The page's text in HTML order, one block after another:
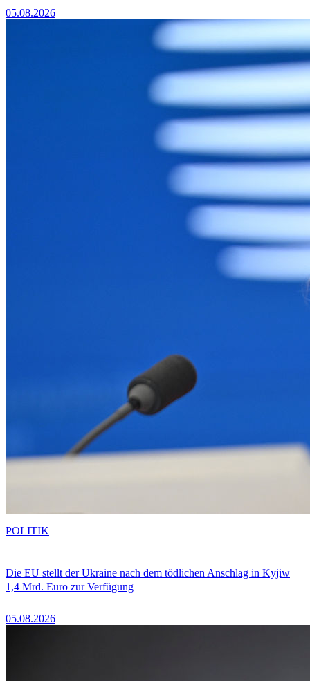
05.08.2026
Die EU stellt der Ukraine nach dem tödlichen Anschlag in Kyjiw
1,4 Mrd. Euro zur Verfügung
05.08.2026
POLITIK